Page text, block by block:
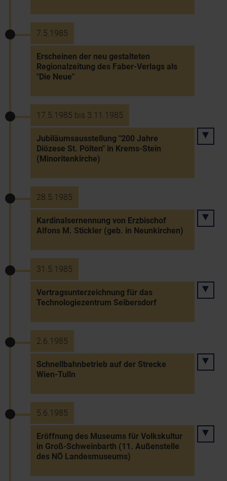
7.5.1985
Erscheinen der neu gestalteten
Regionalzeitung des Faber-Verlags als
"Die Neue"
17.5.1985 bis 3.11.1985
Jubiläumsausstellung "200 Jahre
Diözese St. Pölten" in Krems-Stein
(Minoritenkirche)
28.5.1985
Kardinalsernennung von Erzbischof
Alfons M. Stickler (geb. in Neunkirchen)
31.5.1985
Vertragsunterzeichnung für das
Technologiezentrum Seibersdorf
2.6.1985
Schnellbahnbetrieb auf der Strecke
Wien-Tulln
5.6.1985
Eröffnung des Museums für Volkskultur
in Groß-Schweinbarth (11. Außenstelle
des NÖ Landesmuseums)